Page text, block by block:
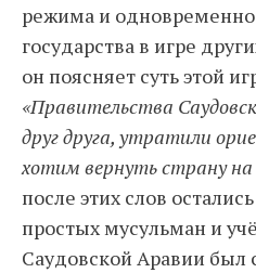
режима и одновременно
государства в игре
он поясняет суть этой
«Правительства
друг друга, утратили
хотим вернуть страну
после этих слов
простых мусульман и
Саудовской Аравии был